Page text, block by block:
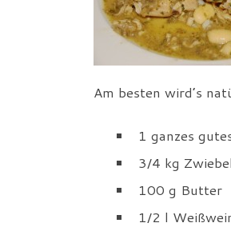
Am besten wird’s
1 ganzes
3/4 kg
100 g Butter
1/2 l